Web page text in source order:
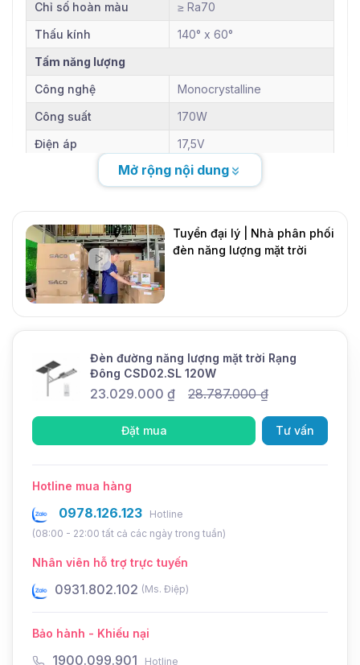
Chỉ số hoàn màu
≥ Ra70
Thấu kính
140° x 60°
Tấm năng lượng
Công nghệ
Monocrystalline
Công suất
170W
Điện áp
17,5V
Pin lưu trữ
Công nghệ
LiFePO4
Dung lượng
Điện áp
Thông tin khác
Thương hiệu
Rạng Đông
Bảo hành
3 năm
Thời gian sạc
6-8 giờ/ngày
Chế độ Dimming
Tự động
Bộ điều khiển sạc
PWM
là sản phẩm được ứng dụng rộng rãi hiện nay.
Mở rộng nội dung
Tuyển đại lý | Nhà phân phối
đèn năng lượng mặt trời
Đèn đường năng lượng mặt trời Rạng
Đông CSD02.SL 120W
23.029.000 ₫ 28.787.000₫
Đặt mua Tư vấn
Hotline mua hàng
0978.126.123
Hotline
(08:00 - 22:00 tất cả các ngày trong tuần)
Nhân viên hỗ trợ trực tuyến
0931.802.102 (Ms. Điệp)
Bảo hành - Khiếu nại
1900.099.901
Hotline